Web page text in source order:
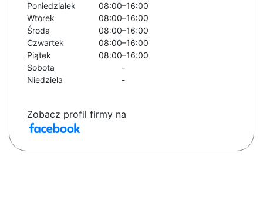
Poniedziałek
08:00–16:00
Wtorek
08:00–16:00
Środa
08:00–16:00
Czwartek
08:00–16:00
Piątek
08:00–16:00
Sobota
-
Niedziela
-
Zobacz profil firmy na